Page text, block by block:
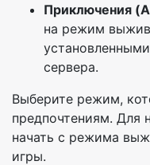
Приключения
на режим
сервера.
Выберите режим,
предпочтениям. Для
начать с режима
игры.